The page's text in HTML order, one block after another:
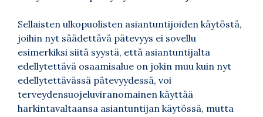
Sellaisten ulkopuolisten asiantuntijoiden käytöstä,
joihin nyt säädettävä pätevyys ei sovellu
esimerkiksi siitä syystä, että asiantuntijalta
edellytettävä osaamisalue on jokin muu kuin nyt
edellytettävässä pätevyydessä, voi
terveydensuojeluviranomainen käyttää
harkintavaltaansa asiantuntijan käytössä, mutta